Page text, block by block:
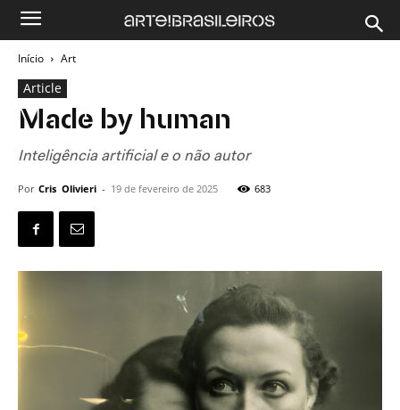
Início Art
Article
Made by human
Inteligência artificial e o não autor
Por Cris Olivieri - 19 de fevereiro de 2025 683